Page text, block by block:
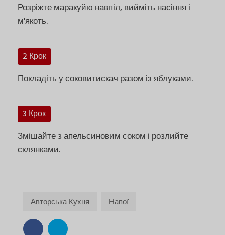
Розріжте маракуйю навпіл, вийміть насіння і
м'якоть.
2 Крок
Покладіть у соковитискач разом із яблуками.
3 Крок
Змішайте з апельсиновим соком і розлийте
склянками.
Авторська Кухня Напої